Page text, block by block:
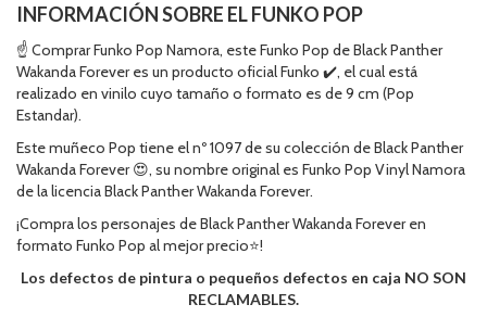
INFORMACIÓN SOBRE EL FUNKO POP
☝ Comprar Funko Pop Namora, este Funko Pop de Black Panther
Wakanda Forever es un producto oficial Funko ✔️, el cual está
realizado en vinilo cuyo tamaño o formato es de 9 cm (Pop
Estandar).
Este muñeco Pop tiene el nº 1097 de su colección de Black Panther
Wakanda Forever 😍, su nombre original es Funko Pop Vinyl Namora
de la licencia Black Panther Wakanda Forever.
¡Compra los personajes de Black Panther Wakanda Forever en
formato Funko Pop al mejor precio⭐!
Los defectos de pintura o pequeños defectos en caja NO SON
RECLAMABLES.